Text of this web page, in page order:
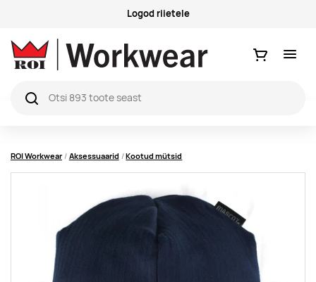
Logod riietele
Ostukorv
ROI Workwear Aksessuaarid Kootud mütsid